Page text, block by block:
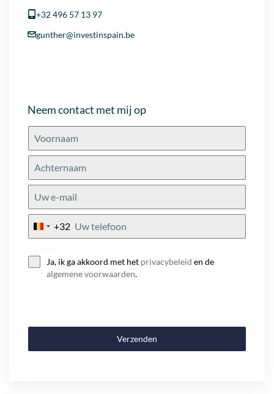
+32 496 57 13 97
gunther@investinspain.be
Neem contact met mij op
Belgium
+32
Ja, ik ga akkoord met het privacybeleid en de
algemene voorwaarden.
Verzenden